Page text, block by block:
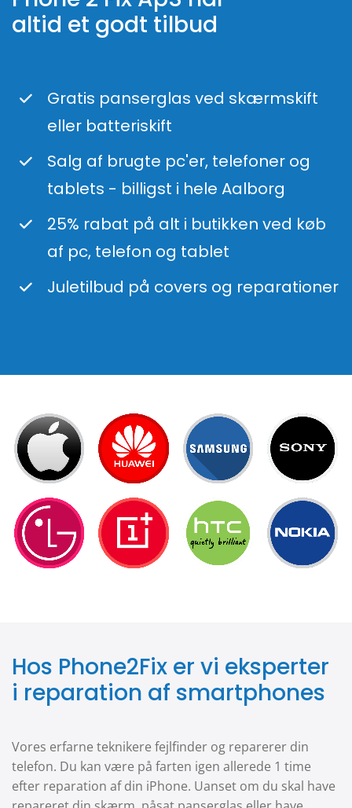
altid et godt tilbud
Gratis panserglas ved skærmskift
eller batteriskift
Salg af brugte pc'er, telefoner og
tablets - billigst i hele Aalborg
25% rabat på alt i butikken ved køb
af pc, telefon og tablet
Juletilbud på covers og reparationer
Hos Phone2Fix er vi eksperter
i reparation af smartphones
Vores erfarne teknikere fejlfinder og reparerer din
telefon. Du kan være på farten igen allerede 1 time
efter reparation af din iPhone. Uanset om du skal have